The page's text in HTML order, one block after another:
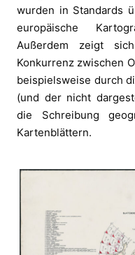
wurden in Standards
europäische
Außerdem zeigt
Konkurrenz zwischen
beispielsweise durch
(und der nicht
die Schreibung
Kartenblättern.